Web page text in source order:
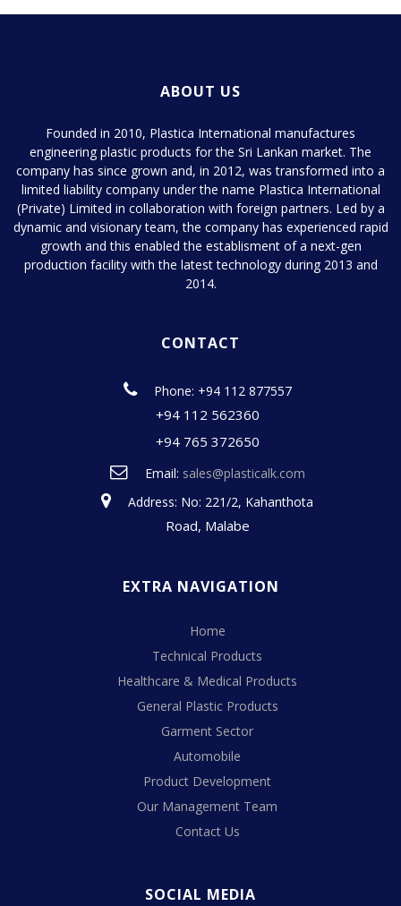
ABOUT US
Founded in 2010, Plastica International manufactures
engineering plastic products for the Sri Lankan market. The
company has since grown and, in 2012, was transformed into a
limited liability company under the name Plastica International
(Private) Limited in collaboration with foreign partners. Led by a
dynamic and visionary team, the company has experienced rapid
growth and this enabled the establisment of a next-gen
production facility with the latest technology during 2013 and
2014.
CONTACT
Phone: +94 112 877557
+94 112 562360
+94 765 372650
Email: sales@plasticalk.com
Address: No: 221/2, Kahanthota
Road, Malabe
EXTRA NAVIGATION
Home
Technical Products
Healthcare & Medical Products
General Plastic Products
Garment Sector
Automobile
Product Development
Our Management Team
Contact Us
SOCIAL MEDIA